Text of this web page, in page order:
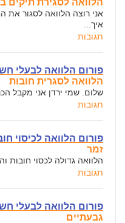
הלוואה לסגירת תיקים
אני רוצה הלוואה לסגור את
איך...
תגובות
פורום הלוואה לבעלי
הלוואה לסגרית חובות
שלום. שמי ירדן אני מקבל
תגובות
פורום הלוואה לכיסוי
זמר
הלוואה גדולה לכסוי חובות
תגובות
פורום הלוואה לבעלי
גבעתיים